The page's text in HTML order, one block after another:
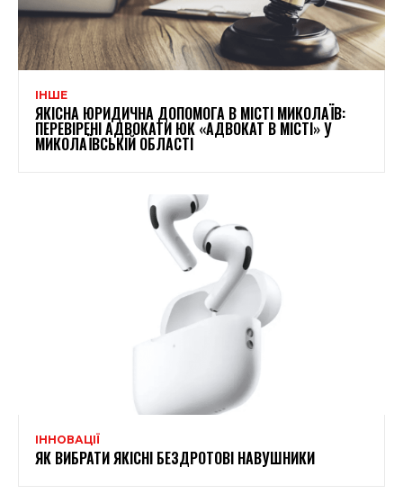
ІНШЕ
ЯКІСНА ЮРИДИЧНА ДОПОМОГА В МІСТІ МИКОЛАЇВ:
ПЕРЕВІРЕНІ АДВОКАТИ ЮК «АДВОКАТ В МІСТІ» У
МИКОЛАЇВСЬКІЙ ОБЛАСТІ
ІННОВАЦІЇ
ЯК ВИБРАТИ ЯКІСНІ БЕЗДРОТОВІ НАВУШНИКИ